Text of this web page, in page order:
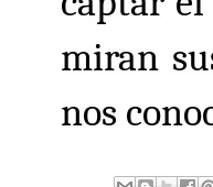
miran
nos